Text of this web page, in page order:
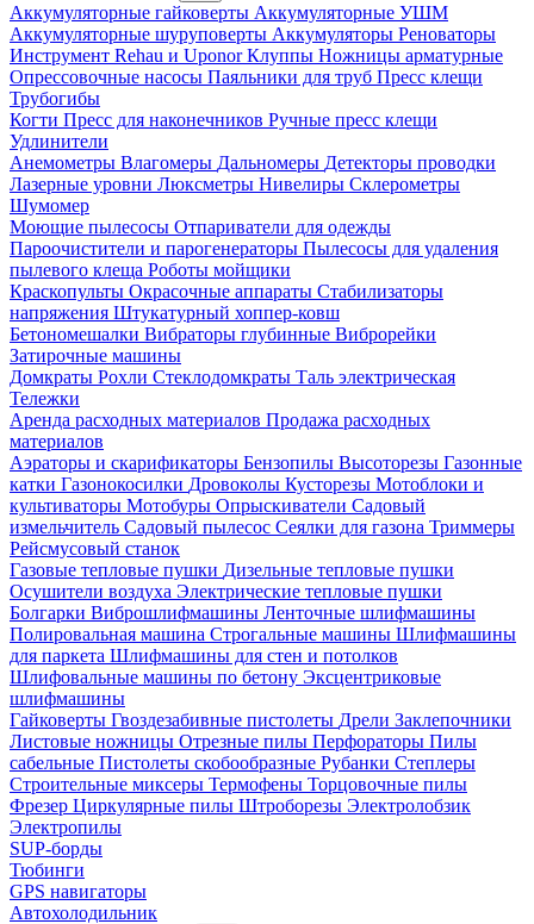
Аккумуляторные гайковерты Аккумуляторные УШМ
Аккумуляторные шуруповерты Аккумуляторы Реноваторы
Инструмент Rehau и UponorКлуппы Ножницы арматурные
Опрессовочные насосы Паяльники для труб Пресс клещи
Трубогибы
Когти Пресс для наконечников Ручные пресс клещи
Удлинители
Анемометры Влагомеры Дальномеры Детекторы проводки
Лазерные уровни Люксметры Нивелиры Склерометры
Шумомер
Моющие пылесосы Отпариватели для одежды
Пароочистители и парогенераторы Пылесосы для удаления
пылевого клеща Роботы мойщики
Краскопульты Окрасочные аппараты Стабилизаторы
напряжения Штукатурный хоппер-ковш
Бетономешалки Вибраторы глубинные Виброрейки
Затирочные машины
Домкраты Рохли Стеклодомкраты Таль электрическая
Тележки
Аренда расходных материалов Продажа расходных
материалов
Аэраторы и скарификаторы Бензопилы Высоторезы Газонные
катки Газонокосилки Дровоколы Кусторезы Мотоблоки и
культиваторы Мотобуры Опрыскиватели Садовый
измельчитель Садовый пылесос Сеялки для газона Триммеры
Рейсмусовый станок
Газовые тепловые пушки Дизельные тепловые пушки
Осушители воздуха Электрические тепловые пушки
Болгарки Виброшлифмашины Ленточные шлифмашины
Полировальная машина Строгальные машины Шлифмашины
для паркета Шлифмашины для стен и потолков
Шлифовальные машины по бетону Эксцентриковые
шлифмашины
Гайковерты Гвоздезабивные пистолеты Дрели Заклепочники
Листовые ножницы Отрезные пилы Перфораторы Пилы
сабельные Пистолеты скобообразные Рубанки Степлеры
Строительные миксеры Термофены Торцовочные пилы
Фрезер Циркулярные пилы Штроборезы Электролобзик
Электропилы
SUP-борды
Тюбинги
GPS навигаторы
Автохолодильник